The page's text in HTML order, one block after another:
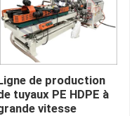
de PVC
de PPRde production
tuyaux PE HDPE à
vitesse